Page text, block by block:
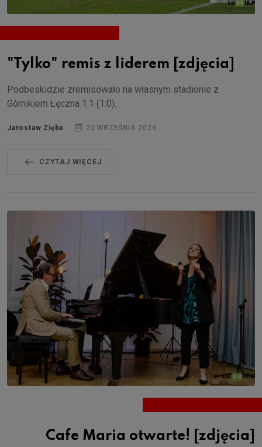
"Tylko" remis z liderem [zdjęcia]
Podbeskidzie zremisowało na własnym stadionie z
Górnikiem Łęczna 1:1 (1:0).
Jarosław Zięba 22 WRZEŚNIA 2023
CZYTAJ WIĘCEJ
Cafe Maria otwarte! [zdjęcia]